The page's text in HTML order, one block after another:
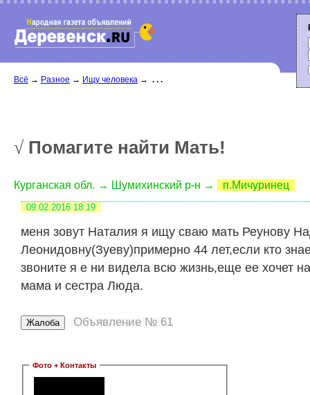
Всё → Разное → Ищу человека → . . .
√ Помагите найти Мать!
Курганская обл. → Шумихинский р-н → п.Мичуринец
09.02.2016 18:19
меня зовут Наталия я ищу сваю мать Реунову
Леонидовну(Зуеву)примерно 44 лет,если кто
звоните я е ни видела всю жизнь,еще ее хочет
мама и сестра Люда.
Объявление № 61
Фото + Контакты